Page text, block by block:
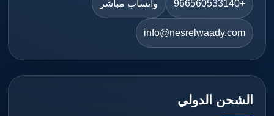
+966560533140 واتساب مباشر
info@nesrelwaady.com
الشحن الدولي